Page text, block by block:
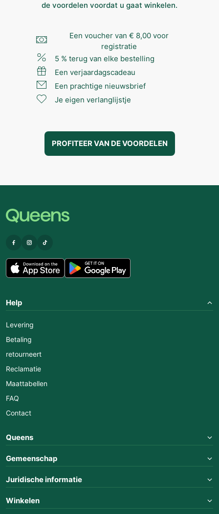
de voordelen voordat u gaat winkelen.
Een voucher van € 8,00 voor
registratie
5 % terug van elke bestelling
Een verjaardagscadeau
Een prachtige nieuwsbrief
Je eigen verlanglijstje
PROFITEER VAN DE VOORDELEN
Help
Levering
Betaling
retourneert
Reclamatie
Maattabellen
FAQ
Contact
Queens
Gemeenschap
Juridische informatie
Winkelen